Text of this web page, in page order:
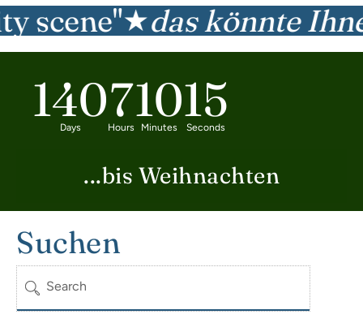
★das könnte Ihnen
Days
140 Hours
7 Minutes
10 Seconds
14
...bis Weihnachten
Suchen
Search